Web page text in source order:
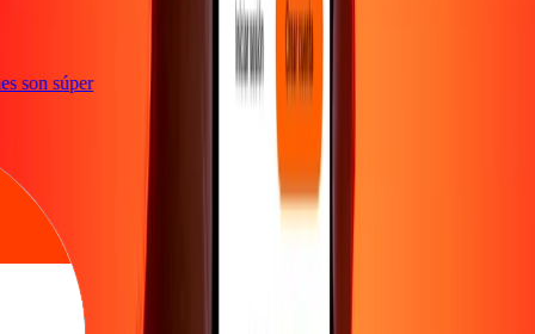
son súper